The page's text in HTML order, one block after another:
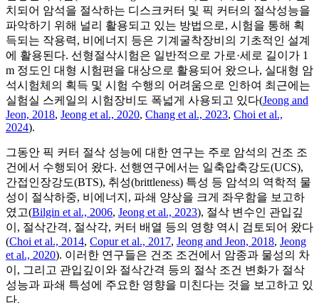
치되어 암석을 절삭하는 디스크커터 및 픽 커터의 절삭성능을
파악하기 위해 널리 활용되고 있는 방법으로, 시험을 통해 획
득되는 작용력, 비에너지 등은 기계굴착장비의 기초적인 설계
에 활용된다. 선형절삭시험은 일반적으로 가로·세로 길이가 1
m 정도인 대형 시험편을 대상으로 활용되어 왔으나, 실대형 암
석시험체의 획득 및 시험 수행의 어려움으로 인하여 최근에는
실험실 스케일의 시험장비도 폭넓게 사용되고 있다(Jeong and
Jeon, 2018, Jeong et al., 2020, Chang et al., 2023, Choi et al.,
2024).
그동안 픽 커터 절삭 성능에 대한 연구는 주로 암석의 건조 조
건에서 수행되어 왔다. 선행연구에서는 일축압축강도(UCS),
간접인장강도(BTS), 취성(brittleness) 특성 등 암석의 역학적 물
성이 절삭하중, 비에너지, 파쇄 양상을 크게 좌우함을 보고하
였고(Bilgin et al., 2006, Jeong et al., 2023), 절삭 변수인 관입깊
이, 절삭간격, 절삭각, 커터 배열 등의 영향 역시 검토되어 왔다
(Choi et al., 2014, Copur et al., 2017, Jeong and Jeon, 2018, Jeong
et al., 2020). 이러한 연구들은 건조 조건에서 암종과 물성의 차
이, 그리고 관입깊이와 절삭간격 등의 절삭 조건 변화가 절삭
성능과 파쇄 특성에 주요한 영향을 미친다는 것을 보고하고 있
다.